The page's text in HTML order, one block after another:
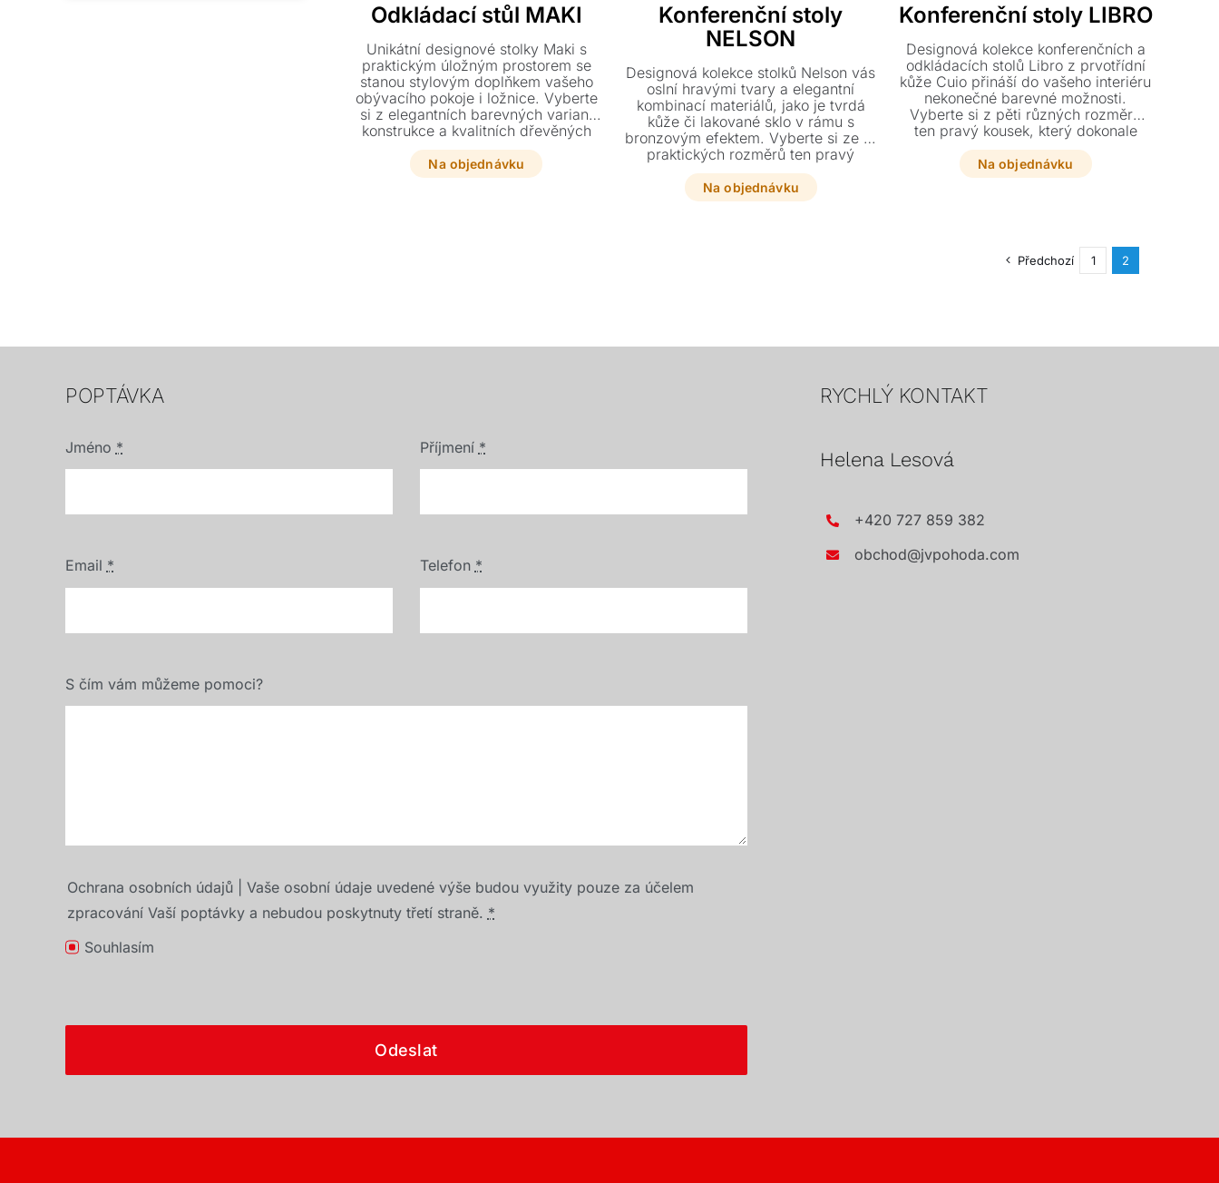
Odkládací stůl MAKI
Unikátní designové stolky Maki s
praktickým úložným prostorem se
stanou stylovým doplňkem vašeho
obývacího pokoje i ložnice. Vyberte
si z elegantních barevných variant
konstrukce a kvalitních dřevěných
desek přesně podle svého vkusu.
Tento originální kousek z
polyethylenu a plexiskla či dřeva
Na objednávku
Konferenční stoly
NELSON
Designová kolekce stolků Nelson vás
oslní hravými tvary a elegantní
kombinací materiálů, jako je tvrdá
kůže či lakované sklo v rámu s
bronzovým efektem. Vyberte si ze tří
praktických rozměrů ten pravý
kousek, který díky svému unikátnímu
vzhledu okamžitě rozzáří váš interiér.
Na objednávku
Konferenční stoly LIBRO
Designová kolekce konferenčních a
odkládacích stolů Libro z prvotřídní
kůže Cuio přináší do vašeho interiéru
nekonečné barevné možnosti.
Vyberte si z pěti různých rozměrů
ten pravý kousek, který dokonale
podtrhne styl vašeho domova.
Na objednávku
Předchozí 1 2
POPTÁVKA
Jméno * Příjmení *
Email * Telefon *
S čím vám můžeme pomoci?
Ochrana osobních údajů | Vaše osobní údaje uvedené výše budou využity pouze za účelem
zpracování Vaší poptávky a nebudou poskytnuty třetí straně. *
Souhlasím
Odeslat
RYCHLÝ KONTAKT
Helena Lesová
+420 727 859 382
obchod@jvpohoda.com